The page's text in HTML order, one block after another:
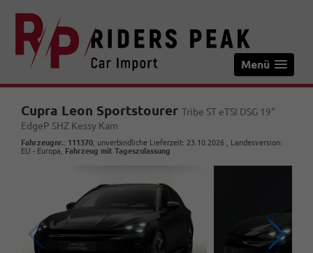
Menü
Cupra Leon Sportstourer Tribe ST eTSI DSG 19"
EdgeP SHZ Kessy Kam
Fahrzeugnr.: 111370 , unverbindliche Lieferzeit: 23.10.2026 , Landesversion:
EU - Europa, Fahrzeug mit Tageszulassung